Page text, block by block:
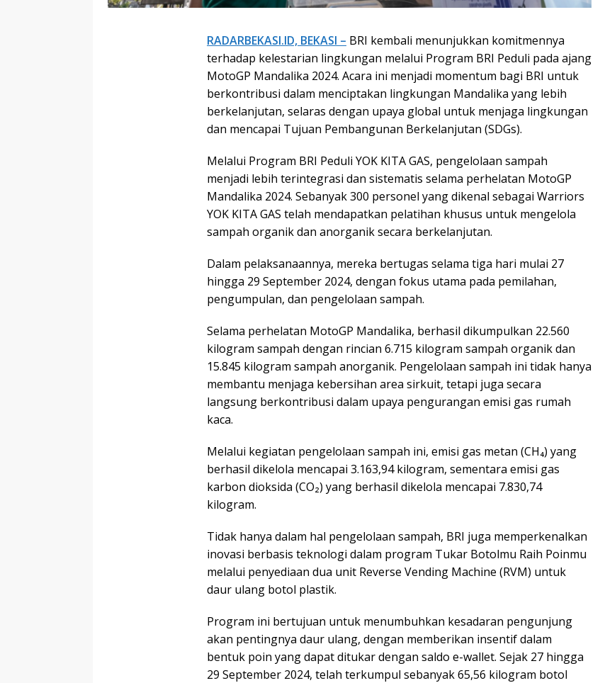
RADARBEKASI.ID, BEKASI – BRI kembali menunjukkan komitmennya
terhadap kelestarian lingkungan melalui Program BRI Peduli pada ajang
MotoGP Mandalika 2024. Acara ini menjadi momentum bagi BRI untuk
berkontribusi dalam menciptakan lingkungan Mandalika yang lebih
berkelanjutan, selaras dengan upaya global untuk menjaga lingkungan
dan mencapai Tujuan Pembangunan Berkelanjutan (SDGs).
Melalui Program BRI Peduli YOK KITA GAS, pengelolaan sampah
menjadi lebih terintegrasi dan sistematis selama perhelatan MotoGP
Mandalika 2024. Sebanyak 300 personel yang dikenal sebagai Warriors
YOK KITA GAS telah mendapatkan pelatihan khusus untuk mengelola
sampah organik dan anorganik secara berkelanjutan.
Dalam pelaksanaannya, mereka bertugas selama tiga hari mulai 27
hingga 29 September 2024, dengan fokus utama pada pemilahan,
pengumpulan, dan pengelolaan sampah.
Selama perhelatan MotoGP Mandalika, berhasil dikumpulkan 22.560
kilogram sampah dengan rincian 6.715 kilogram sampah organik dan
15.845 kilogram sampah anorganik. Pengelolaan sampah ini tidak hanya
membantu menjaga kebersihan area sirkuit, tetapi juga secara
langsung berkontribusi dalam upaya pengurangan emisi gas rumah
kaca.
Melalui kegiatan pengelolaan sampah ini, emisi gas metan (CH₄) yang
berhasil dikelola mencapai 3.163,94 kilogram, sementara emisi gas
karbon dioksida (CO₂) yang berhasil dikelola mencapai 7.830,74
kilogram.
Tidak hanya dalam hal pengelolaan sampah, BRI juga memperkenalkan
inovasi berbasis teknologi dalam program Tukar Botolmu Raih Poinmu
melalui penyediaan dua unit Reverse Vending Machine (RVM) untuk
daur ulang botol plastik.
Program ini bertujuan untuk menumbuhkan kesadaran pengunjung
akan pentingnya daur ulang, dengan memberikan insentif dalam
bentuk poin yang dapat ditukar dengan saldo e-wallet. Sejak 27 hingga
29 September 2024, telah terkumpul sebanyak 65,56 kilogram botol